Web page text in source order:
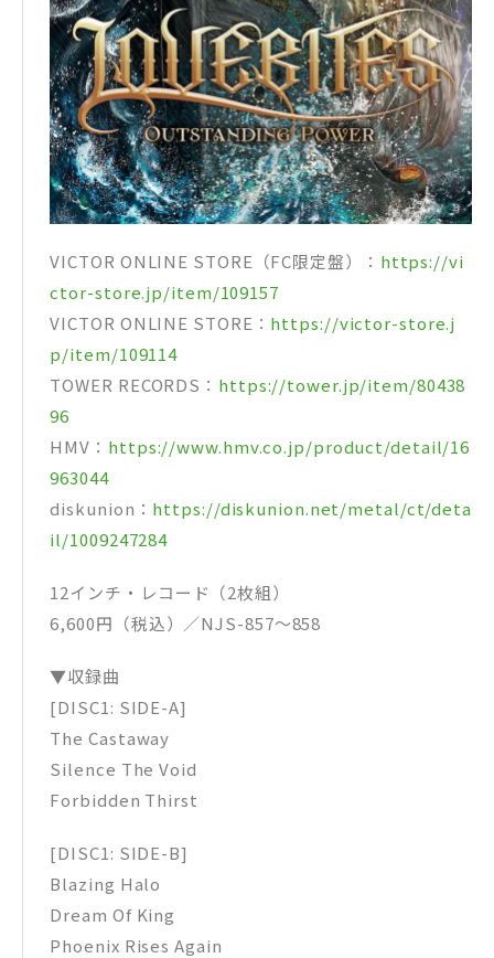
VICTOR ONLINE STORE（FC限定盤）： https://vi
ctor-store.jp/item/109157
VICTOR ONLINE STORE： https://victor-store.j
p/item/109114
TOWER RECORDS： https://tower.jp/item/80438
96
HMV： https://www.hmv.co.jp/product/detail/16
963044
diskunion： https://diskunion.net/metal/ct/deta
il/1009247284
12インチ・レコード（2枚組）
6,600円（税込）／NJS-857～858
▼収録曲
[DISC1: SIDE-A]
The Castaway
Silence The Void
Forbidden Thirst
[DISC1: SIDE-B]
Blazing Halo
Dream Of King
Phoenix Rises Again